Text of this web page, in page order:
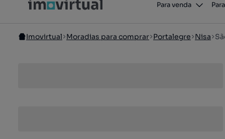
Para venda
Imovirtual Moradias para comprar Portalegre Nisa